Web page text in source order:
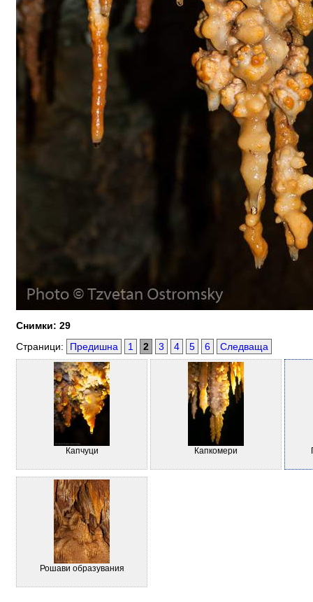
Снимки: 29
Страници:
Предишна 1 2 3 4 5 6 Следваща
Капчуци Капкомери
Рошави образувания